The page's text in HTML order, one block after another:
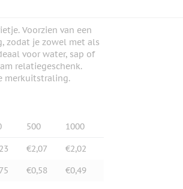
Voorzien van een
zodat je zowel met als
voor water, sap of
relatiegeschenk.
merkuitstraling.
500 1000
€2,07
€2,02
€0,58 €0,49